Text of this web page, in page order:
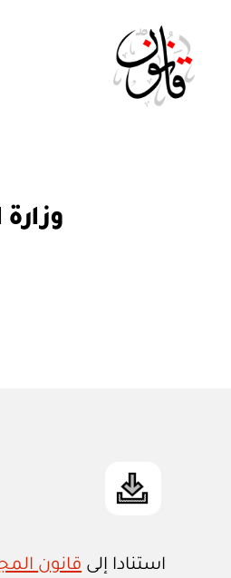
التصنيفات
استنادا إلى قانون